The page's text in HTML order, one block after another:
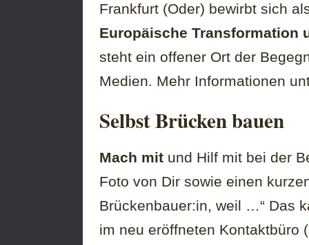
Frankfurt (Oder) bewirbt sich
Europäische Transformation
steht ein offener Ort der
Medien. Mehr Informationen
Selbst Brücken bauen
Mach mit und Hilf mit bei der
Foto von Dir sowie einen
Brückenbauer:in, weil …“ Das
im neu eröffneten Kontaktbüro